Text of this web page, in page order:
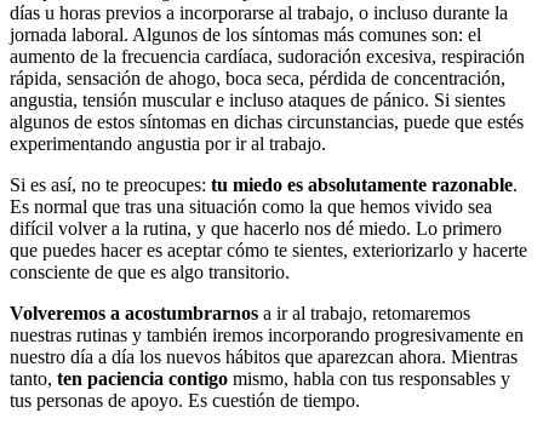
días u horas previos a incorporarse al trabajo, o incluso durante la
jornada laboral. Algunos de los síntomas más comunes son: el
aumento de la frecuencia cardíaca, sudoración excesiva, respiración
rápida, sensación de ahogo, boca seca, pérdida de concentración,
angustia, tensión muscular e incluso ataques de pánico. Si sientes
algunos de estos síntomas en dichas circunstancias, puede que estés
experimentando angustia por ir al trabajo.
Si es así, no te preocupes: tu miedo es absolutamente razonable.
Es normal que tras una situación como la que hemos vivido sea
difícil volver a la rutina, y que hacerlo nos dé miedo. Lo primero
que puedes hacer es aceptar cómo te sientes, exteriorizarlo y hacerte
consciente de que es algo transitorio.
Volveremos a acostumbrarnos a ir al trabajo, retomaremos
nuestras rutinas y también iremos incorporando progresivamente en
nuestro día a día los nuevos hábitos que aparezcan ahora. Mientras
tanto, ten paciencia contigo mismo, habla con tus responsables y
tus personas de apoyo. Es cuestión de tiempo.